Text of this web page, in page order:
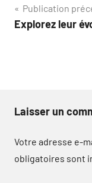
de
Publication
Explorez leur
Laisser un
Votre adresse e-
obligatoires sont